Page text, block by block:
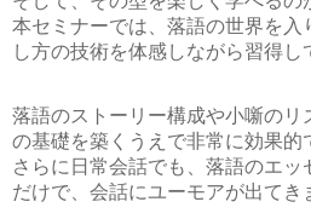
本セミナーでは、落語の世界を入
し方の技術を体感しながら習得し
落語のストーリー構成や小噺のリ
の基礎を築くうえで非常に効果的
さらに日常会話でも、落語のエッ
だけで、会話にユーモアが出てき